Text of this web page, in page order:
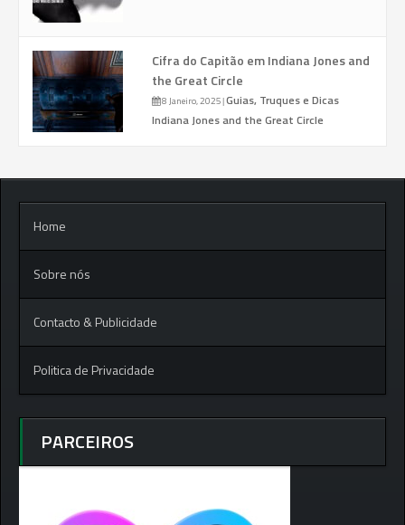
Cifra do Capitão em Indiana Jones and
the Great Circle
8 Janeiro, 2025|Guias, Truques e Dicas
Indiana Jones and the Great Circle
Home
Sobre nós
Contacto & Publicidade
Politica de Privacidade
PARCEIROS